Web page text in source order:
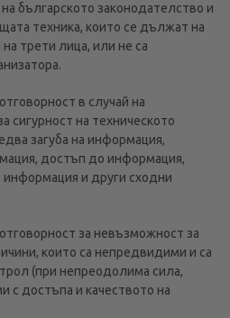
българското законодателство и
техника, които се дължат на
трети лица, или не са
в случай на
сигурност на техническото
загуба на информация,
достъп до информация,
информация и други сходни
за невъзможност за
които са непредвидими и са
(при непреодолима сила,
с достъпа и качеството на